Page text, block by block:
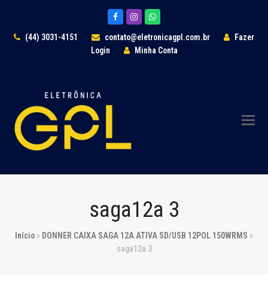
FacebookInstagramWhatsapp
(44) 3031-4151 contato@eletronicagpl.com.br
Fazer
Login
Minha Conta
saga12a 3
Início » DONNER CAIXA SAGA 12A ATIVA SD/USB 12POL 150WRMS »
saga12a 3